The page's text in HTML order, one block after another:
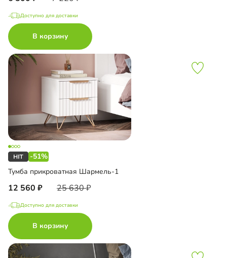
Доступно для доставки
В корзину
-51%
Тумба прикроватная Шармель-1
12 560 25 630
Доступно для доставки
В корзину